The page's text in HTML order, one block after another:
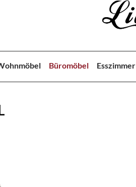
Büromöbel Esszimmer